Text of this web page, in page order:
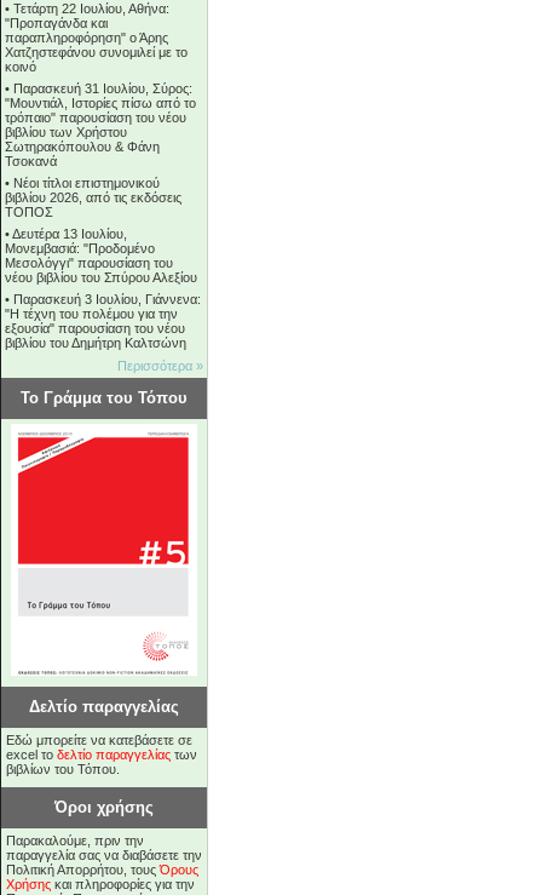
• Τετάρτη 22 Ιουλίου, Αθήνα:
"Προπαγάνδα και
παραπληροφόρηση" ο Άρης
Χατζηστεφάνου συνομιλεί με το
κοινό
• Παρασκευή 31 Ιουλίου, Σύρος:
"Μουντιάλ, Ιστορίες πίσω από το
τρόπαιο" παρουσίαση του νέου
βιβλίου των Χρήστου
Σωτηρακόπουλου & Φάνη
Τσοκανά
• Νέοι τίτλοι επιστημονικού
βιβλίου 2026, από τις εκδόσεις
ΤΟΠΟΣ
•Δευτέρα 13 Ιουλίου,
Μονεμβασιά: "Προδομένο
Μεσολόγγι" παρουσίαση του
νέου βιβλίου του Σπύρου Αλεξίου
• Παρασκευή 3 Ιουλίου, Γιάννενα:
"Η τέχνη του πολέμου για την
εξουσία" παρουσίαση του νέου
βιβλίου του Δημήτρη Καλτσώνη
Περισσότερα »
Το Γράμμα του Τόπου
Δελτίο παραγγελίας
Εδώ μπορείτε να κατεβάσετε σε
excel το δελτίο παραγγελίας των
βιβλίων του Τόπου.
Όροι χρήσης
Παρακαλούμε, πριν την
παραγγελία σας να διαβάσετε την
Πολιτική Απορρήτου, τουςΌρους
Χρήσης και πληροφορίες για την